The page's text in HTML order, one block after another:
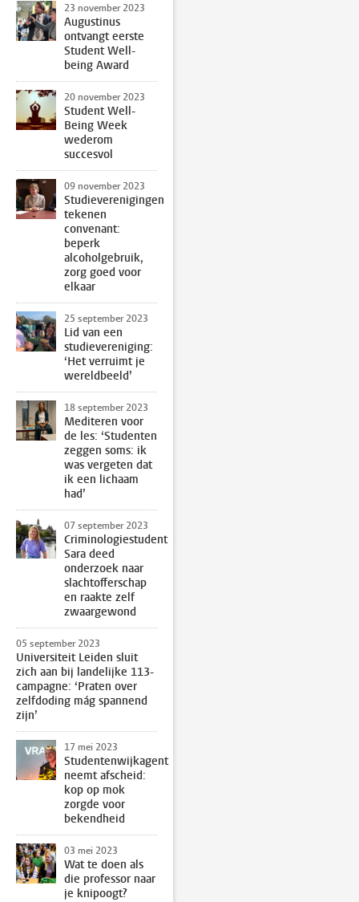
23 november 2023
Augustinus
ontvangt eerste
Student Well-
being Award
20 november 2023
Student Well-
Being Week
wederom
succesvol
09 november 2023
Studieverenigingen
tekenen
convenant:
beperk
alcoholgebruik,
zorg goed voor
elkaar
25 september 2023
Lid van een
studievereniging:
‘Het verruimt je
wereldbeeld’
18 september 2023
Mediteren voor
de les: ‘Studenten
zeggen soms: ik
was vergeten dat
ik een lichaam
had’
07 september 2023
Criminologiestudent
Sara deed
onderzoek naar
slachtofferschap
en raakte zelf
zwaargewond
05 september 2023
Universiteit Leiden sluit
zich aan bij landelijke 113-
campagne: ‘Praten over
zelfdoding mág spannend
zijn’
17 mei 2023
Studentenwijkagent
neemt afscheid:
kop op mok
zorgde voor
bekendheid
03 mei 2023
Wat te doen als
die professor naar
je knipoogt?